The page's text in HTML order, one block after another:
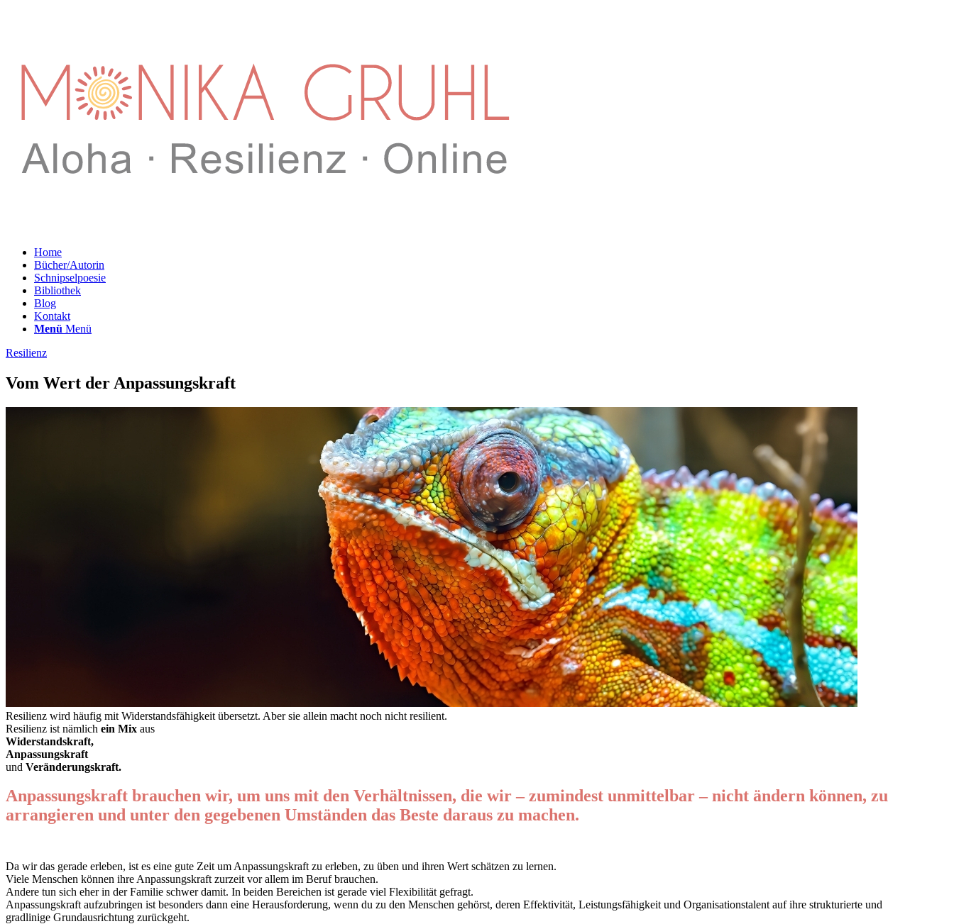
Home
Bücher/Autorin
Schnipselpoesie
Bibliothek
Blog
Kontakt
Menü Menü
Resilienz
Vom Wert der Anpassungskraft
Resilienz wird häufig mit Widerstandsfähigkeit übersetzt. Aber sie allein macht noch nicht resilient.
Resilienz ist nämlich ein Mix aus
Widerstandskraft,
Anpassungskraft
und Veränderungskraft.
Anpassungskraft brauchen wir, um uns mit den Verhältnissen, die wir – zumindest unmittelbar – nicht ändern können, zu
arrangieren und unter den gegebenen Umständen das Beste daraus zu machen.
Da wir das gerade erleben, ist es eine gute Zeit um Anpassungskraft zu erleben, zu üben und ihren Wert schätzen zu lernen.
Viele Menschen können ihre Anpassungskraft zurzeit vor allem im Beruf brauchen.
Andere tun sich eher in derFamilie schwer damit. In beiden Bereichen ist gerade viel Flexibilität gefragt.
Anpassungskraft aufzubringen ist besonders dann eine Herausforderung, wenn du zu den Menschen gehörst, deren Effektivität, Leistungsfähigkeit und Organisationstalent auf ihre strukturierte und
gradlinige Grundausrichtung zurückgeht.